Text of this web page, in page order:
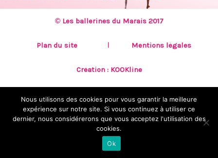
© Les ballerines du Marais 2017
Plan du site Mentions légales
Création : KOOKline
Nous utilisons des cookies pour vous garantir la meilleure
expérience sur notre site. Si vous continuez à utiliser ce
dernier, nous considérerons que vous acceptez l'utilisation des
cookies.
Ok